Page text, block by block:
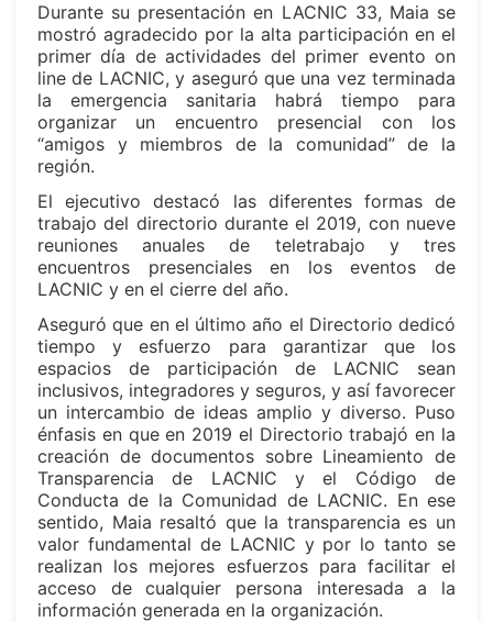
Durante su presentación en LACNIC 33, Maia se
mostró agradecido por la alta participación en el
primer día de actividades del primer evento on
line de LACNIC, y aseguró que una vez terminada
la emergencia sanitaria habrá tiempo para
organizar un encuentro presencial con los
“amigos y miembros de la comunidad” de la
región.
El ejecutivo destacó las diferentes formas de
trabajo del directorio durante el 2019, con nueve
reuniones anuales de teletrabajo y tres
encuentros presenciales en los eventos de
LACNIC y en el cierre del año.
Aseguró que en el último año el Directorio dedicó
tiempo y esfuerzo para garantizar que los
espacios de participación de LACNIC sean
inclusivos, integradores y seguros, y así favorecer
un intercambio de ideas amplio y diverso. Puso
énfasis en que en 2019 el Directorio trabajó en la
creación de documentos sobre Lineamiento de
Transparencia de LACNIC y el Código de
Conducta de la Comunidad de LACNIC. En ese
sentido, Maia resaltó que la transparencia es un
valor fundamental de LACNIC y por lo tanto se
realizan los mejores esfuerzos para facilitar el
acceso de cualquier persona interesada a la
información generada en la organización.